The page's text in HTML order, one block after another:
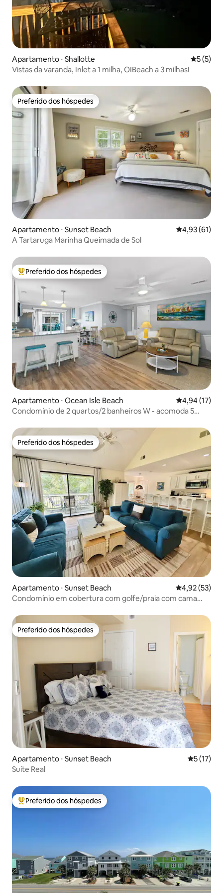
Apartamento ⋅ Shallotte 5 de
5 (5)
Vistas da varanda, Inlet a 1 milha, OIBeach a 3 milhas!
Preferido dos hóspedes
Preferido dos hóspedes
Apartamento ⋅ Sunset Beach 4,93 de uma
4,93 (61)
A Tartaruga Marinha Queimada de Sol
Entre os melhores preferidos dos hóspedes
Preferido dos hóspedes
Apartamento ⋅ Ocean Isle Beach 4,94 de uma
4,94 (17)
Condomínio de 2 quartos/2 banheiros W - acomoda 5
Preferido dos hóspedes
Preferido dos hóspedes
Apartamento ⋅ Sunset Beach 4,92 de uma
4,92 (53)
Condomínio em cobertura com golfe/praia com cama
Preferido dos hóspedes
Preferido dos hóspedes
Apartamento ⋅ Sunset Beach 5 de uma
5 (17)
Suíte Real
Entre os melhores preferidos dos hóspedes
Preferido dos hóspedes